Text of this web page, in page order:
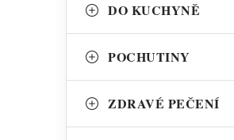
DO KUCHYNĚ
POCHUTINY
ZDRAVÉ PEČENÍ